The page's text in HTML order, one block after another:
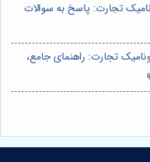
تجارت: پاسخ به سوالات
تجارت: راهنمای جامع،